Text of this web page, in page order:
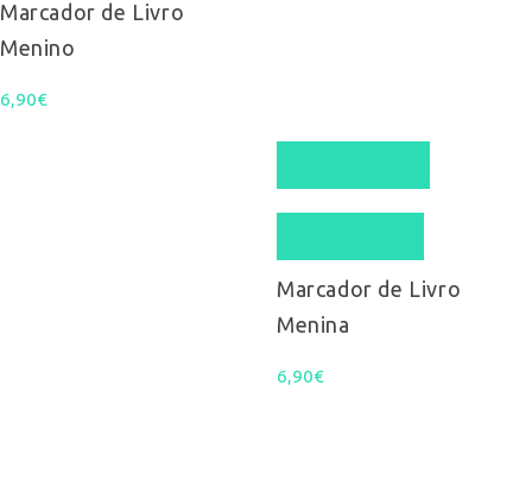
Marcador de Livro
Menino
6,90€
Marcador de Livro
Menina
6,90€